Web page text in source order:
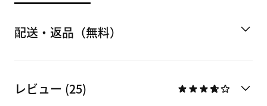
配送・返品（無料）
レビュー (25)